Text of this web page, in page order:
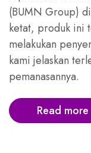
(BUMN Group)
ketat, produk ini
melakukan
kami jelaskan
pemanasannya.
Read more